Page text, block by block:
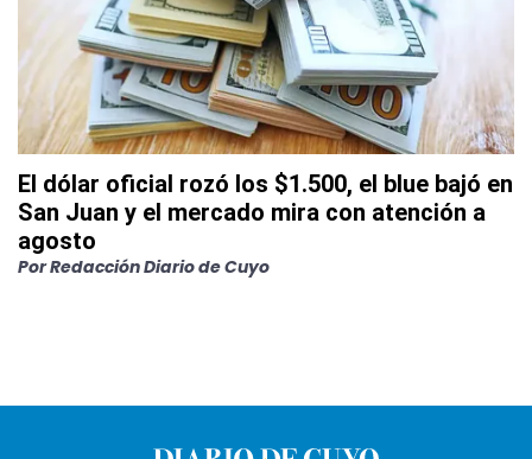
El dólar oficial rozó los $1.500, el blue bajó en
San Juan y el mercado mira con atención a
agosto
PorRedacción Diario de Cuyo